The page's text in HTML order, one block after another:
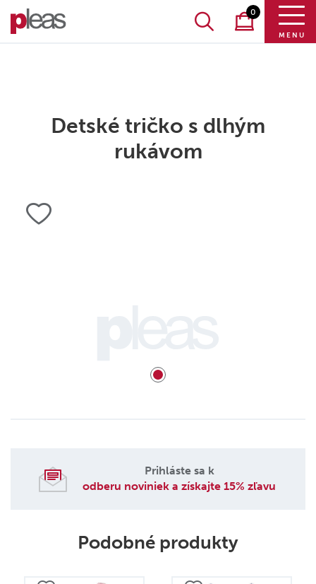
0
MENU
Detské tričko s dlhým
rukávom
Prihláste sa k
odberu noviniek a získajte 15% zľavu
Podobné produkty